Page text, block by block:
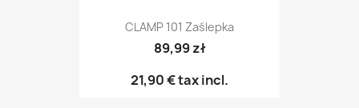
CLAMP 101 Zaślepka
89,99 zł
21,90 €tax incl.